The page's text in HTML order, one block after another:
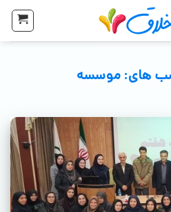
های:موسسه